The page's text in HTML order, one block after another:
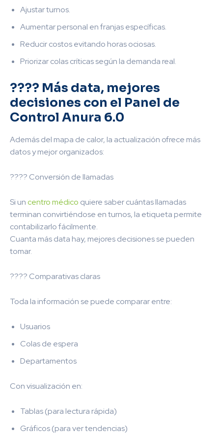
Ajustar turnos.
Aumentar personal en franjas específicas.
Reducir costos evitando horas ociosas.
Priorizar colas críticas según la demanda real.
???? Más data, mejores
decisiones con el Panel de
Control Anura 6.0
Además del mapa de calor, la actualización ofrece más
datos y mejor organizados:
???? Conversión de llamadas
Si un centro médico quiere saber cuántas llamadas
terminan convirtiéndose en turnos, la etiqueta permite
contabilizarlo fácilmente.
Cuanta más data hay, mejores decisiones se pueden
tomar.
???? Comparativas claras
Toda la información se puede comparar entre:
Usuarios
Colas de espera
Departamentos
Con visualización en:
Tablas (para lectura rápida)
Gráficos (para ver tendencias)